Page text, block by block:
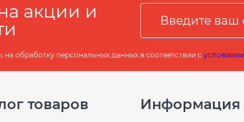
акции и
обработку персональных данных в соответствии с условиями
товаров Информация